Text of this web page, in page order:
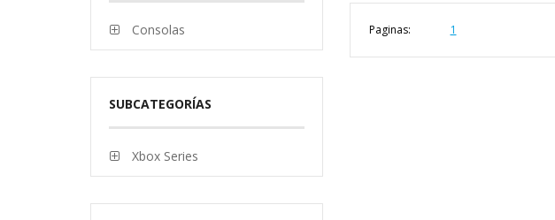
Consolas
SUBCATEGORÍAS
Xbox Series
Paginas: 1